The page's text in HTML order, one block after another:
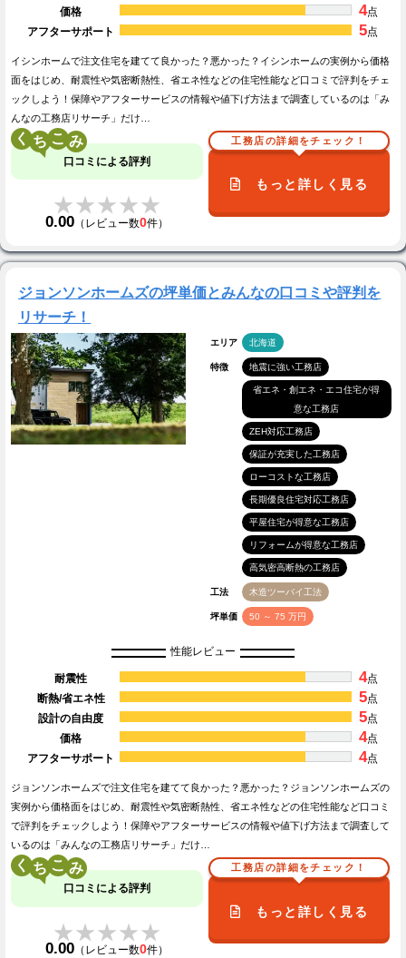
価格
4点
アフターサポート
5点
イシンホームで注文住宅を建てて良かった？悪かった？イシンホームの実例から価格
面をはじめ、耐震性や気密断熱性、省エネ性などの住宅性能など口コミで評判をチェ
ックしよう！保障やアフターサービスの情報や値下げ方法まで調査しているのは「み
んなの工務店リサーチ」だけ…
く こ
口コミによる評判
★★★★★
★★★★★
0.00 （レビュー数0件）
工務店の詳細をチェック！
もっと詳しく見る
ジョンソンホームズの坪単価とみんなの口コミや評判を
リサーチ！
エリア 北海道
特徴 地震に強い工務店
省エネ・創エネ・エコ住宅が得
意な工務店
ZEH対応工務店
保証が充実した工務店
ローコストな工務店
長期優良住宅対応工務店
平屋住宅が得意な工務店
リフォームが得意な工務店
高気密高断熱の工務店
工法 木造ツーバイ工法
坪単価 50 ～ 75 万円
性能レビュー
耐震性 4点
断熱/省エネ性
5点
設計の自由度
5点
価格
4点
アフターサポート
4点
ジョンソンホームズで注文住宅を建てて良かった？悪かった？ジョンソンホームズの
実例から価格面をはじめ、耐震性や気密断熱性、省エネ性などの住宅性能など口コミ
で評判をチェックしよう！保障やアフターサービスの情報や値下げ方法まで調査して
いるのは「みんなの工務店リサーチ」だけ…
く こ
口コミによる評判
★★★★★
★★★★★
0.00 （レビュー数0件）
工務店の詳細をチェック！
もっと詳しく見る